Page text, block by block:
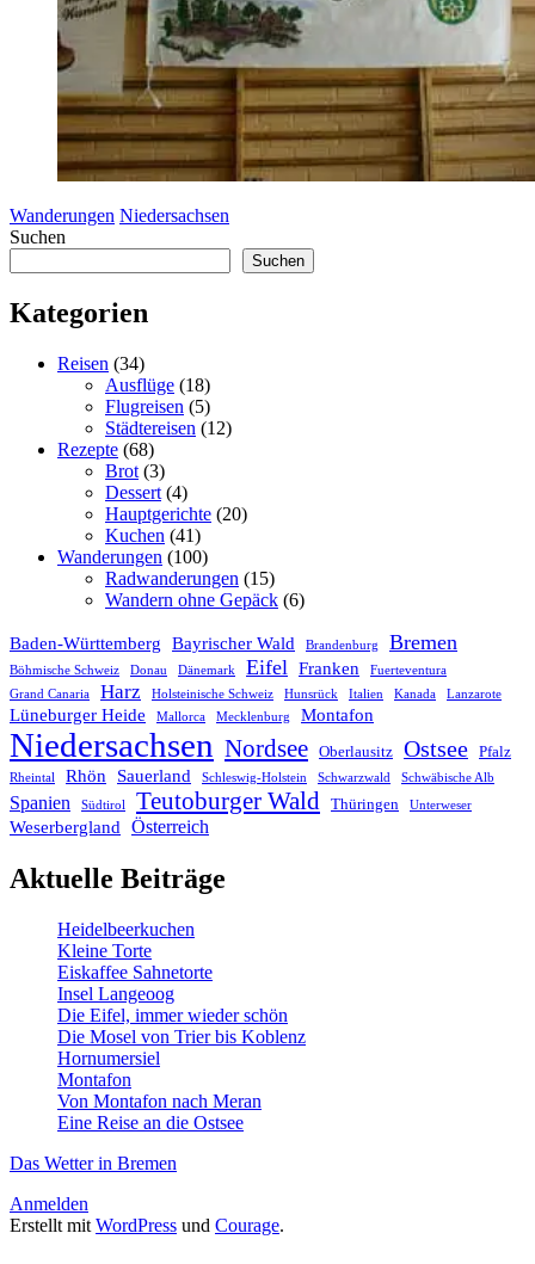
Wanderungen Niedersachsen
Suchen
Suchen
Kategorien
Reisen (34)
Ausflüge (18)
Flugreisen (5)
Städtereisen (12)
Rezepte (68)
Brot (3)
Dessert (4)
Hauptgerichte (20)
Kuchen (41)
Wanderungen (100)
Radwanderungen (15)
Wandern ohne Gepäck (6)
Baden-Württemberg Bayrischer Wald Brandenburg Bremen
Böhmische Schweiz Donau Dänemark Eifel Franken
Fuerteventura
Grand Canaria
Harz Holsteinische Schweiz Hunsrück Italien Kanada Lanzarote
Lüneburger Heide Mallorca Mecklenburg Montafon
Niedersachsen Nordsee Oberlausitz Ostsee Pfalz
Rheintal Rhön Sauerland Schleswig-Holstein Schwarzwald Schwäbische Alb
Spanien Südtirol Teutoburger Wald Thüringen Unterweser
Weserbergland Österreich
Aktuelle Beiträge
Heidelbeerkuchen
Kleine Torte
Eiskaffee Sahnetorte
Insel Langeoog
Die Eifel, immer wieder schön
Die Mosel von Trier bis Koblenz
Hornumersiel
Montafon
Von Montafon nach Meran
Eine Reise an die Ostsee
Das Wetter in Bremen
Anmelden
Erstellt mit WordPress und Courage.